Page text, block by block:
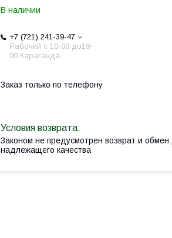
В наличии
+7 (721) 241-39-47
Рабочий с 10-00 до19-
00 Караганда
Заказ только по телефону
Законом не предусмотрен возврат и обмен
надлежащего качества